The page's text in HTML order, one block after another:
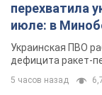
перехватила
июле: в
Украинская ПВО
дефицита ракет-
5 часов назад